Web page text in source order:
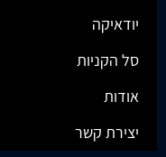
יודאיקה
סל הקניות
אודות
יצירת קשר